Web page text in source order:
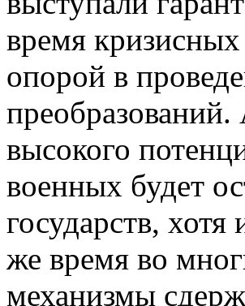
время
опорой в
высокого
военных будет
государств,
же время во
механизмы